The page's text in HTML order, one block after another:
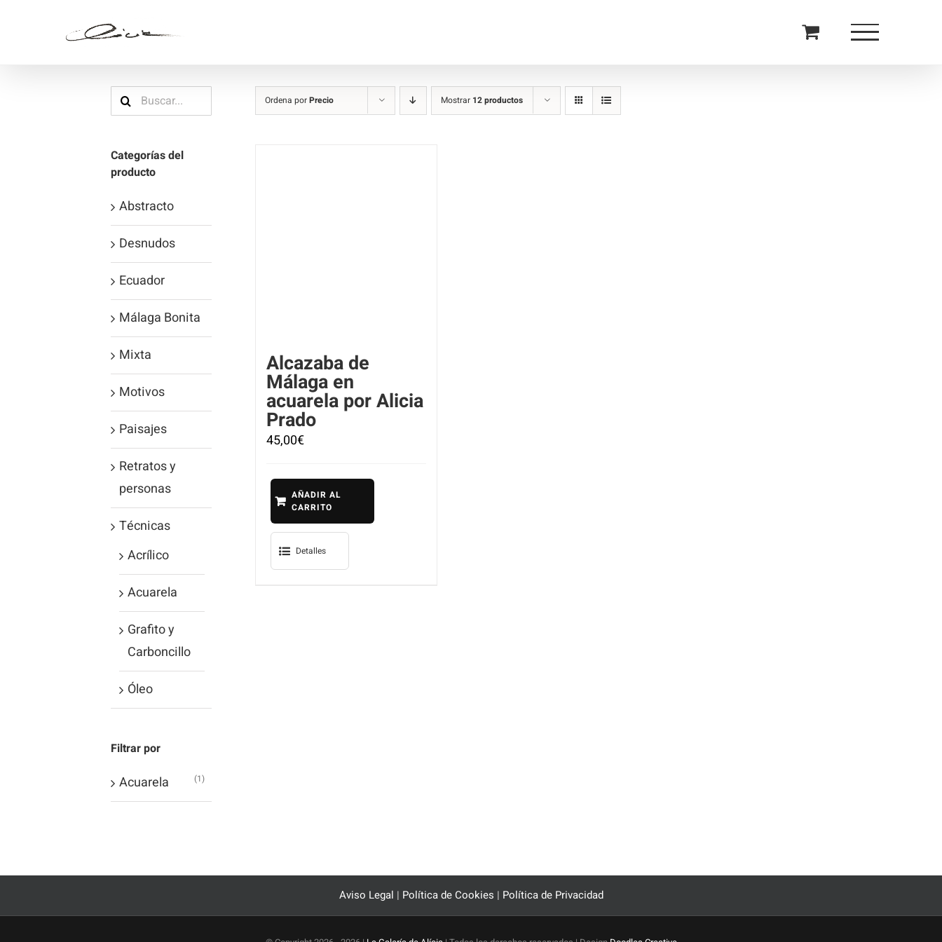
Ordena porPrecio Mostrar 12 productos
Alcazaba de
Málaga en
acuarela por Alicia
Prado
45,00€
AÑADIR AL
CARRITO
Detalles
Buscar:
Categorías del
producto
Abstracto
Desnudos
Ecuador
Málaga Bonita
Mixta
Motivos
Paisajes
Retratos y
personas
Técnicas
Acrílico
Acuarela
Grafito y
Carboncillo
Óleo
Filtrar por
Acuarela (1)
Aviso Legal | Política de Cookies | Política de Privacidad